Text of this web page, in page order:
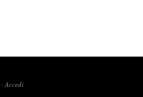
·Accedi